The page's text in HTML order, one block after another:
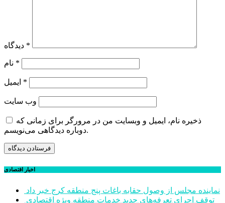
*
*
*
وب‌ سایت
ذخیره نام، ایمیل و وبسایت من در مرورگر برای زمانی که
دوباره دیدگاهی می‌نویسم.
اخبار اقتصادی
نماینده مجلس از وصول حقابه باغات پنج منطقه کرج خبر داد